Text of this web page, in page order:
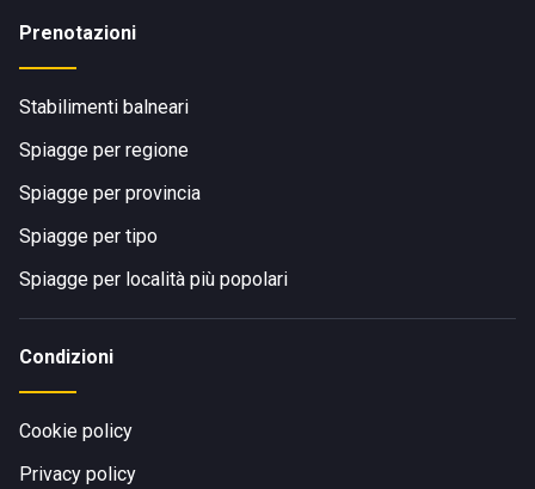
Prenotazioni
Stabilimenti balneari
Spiagge per regione
Spiagge per provincia
Spiagge per tipo
Spiagge per località più popolari
Condizioni
Cookie policy
Privacy policy